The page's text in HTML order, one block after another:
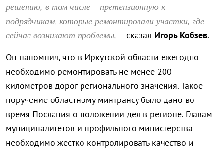
решению, в том числе – претензионную к
подрядчикам, которые ремонтировали участки, где
сейчас возникают проблемы, – сказал Игорь Кобзев.
Он напомнил, что в Иркутской области ежегодно
необходимо ремонтировать не менее 200
километров дорог регионального значения. Такое
поручение областному минтрансу было дано во
время Послания о положении дел в регионе. Главам
муниципалитетов и профильного министерства
необходимо жестко контролировать качество и